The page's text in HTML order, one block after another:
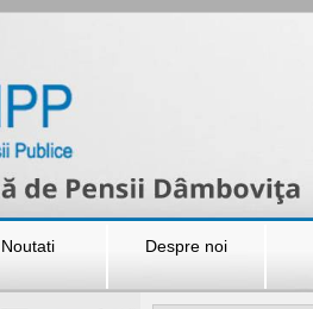
Noutati Despre noi